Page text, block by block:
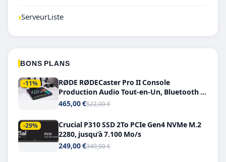
›ServeurListe
BONS PLANS
-11%
RØDE RØDECaster Pro II Console
Production Audio Tout-en-Un, Bluetooth et
Double USB-C
465,00 €522,00 €
-29%
Crucial P310 SSD 2To PCIe Gen4 NVMe M.2
2280, jusqu’à 7.100 Mo/s
249,00 €349,00 €